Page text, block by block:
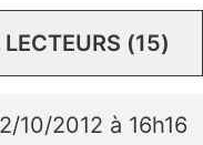
(15)
10/2012 à 16h16